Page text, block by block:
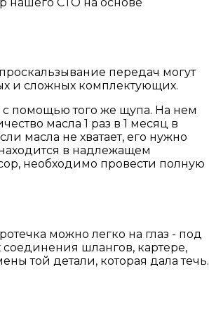
передач могут
и сложных комплектующих.
с помощью того же щупа. На нем
масла 1 раз в 1 месяц в
масла не хватает, его нужно
находится в надлежащем
необходимо провести полную
можно легко на глаз - под
соединения шлангов, картере,
той детали, которая дала течь.